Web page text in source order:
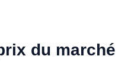
du marché